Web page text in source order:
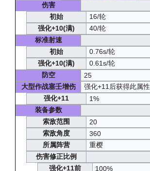
伤害
初始
16/轮
强化+10(满)
40/轮
标准射速
初始
0.76s/轮
强化+10(满)
0.61s/轮
防空
25
大型作战塞壬增伤
强化+11后获得此属性
强化+11
1%
装备参数
索敌范围
20
索敌角度
360
所属阵营
重樱
伤害修正比例
强化+11前
100%